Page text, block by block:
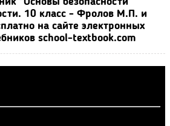
10 класс - Фролов М.П. и
на сайте электронных
school-textbook.com